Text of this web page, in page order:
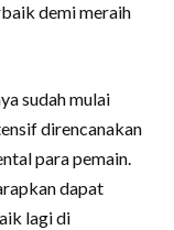
demi meraih
sudah mulai
direncanakan
para pemain.
dapat
lagi di